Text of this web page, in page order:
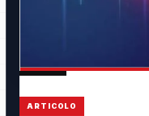
ARTICOLO